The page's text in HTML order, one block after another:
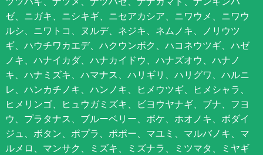
ゼ、ニガキ、ニシキギ、ニセアカシア、ニワウメ、ニワウ
ルシ、ニワトコ、ヌルデ、ネジキ、ネムノキ、ノリウツ
ギ、ハウチワカエデ、ハクウンボク、ハコネウツギ、ハゼ
ノキ、ハナイカダ、ハナカイドウ、ハナズオウ、ハナノ
キ、ハナミズキ、ハマナス、ハリギリ、ハリグワ、ハルニ
レ、ハンカチノキ、ハンノキ、ヒメウツギ、ヒメシャラ、
ヒメリンゴ、ヒュウガミズキ、ビヨウヤナギ、ブナ、フヨ
ウ、プラタナス、ブルーベリー、ボケ、ホオノキ、ボダイ
ジュ、ボタン、ポプラ、ポポー、マユミ、マルバノキ、マ
ルメロ、マンサク、ミズキ、ミズナラ、ミツマタ、ミヤギ